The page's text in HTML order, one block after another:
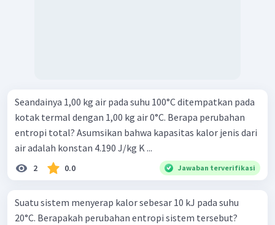
Seandainya 1,00 kg air pada suhu 100°C ditempatkan pada
kotak termal dengan 1,00 kg air 0°C. Berapa perubahan
entropi total? Asumsikan bahwa kapasitas kalor jenis dari
air adalah konstan 4.190 J/kg K ...
2 0.0 Jawaban terverifikasi
Suatu sistem menyerap kalor sebesar 10 kJ pada suhu
20°C. Berapakah perubahan entropi sistem tersebut?